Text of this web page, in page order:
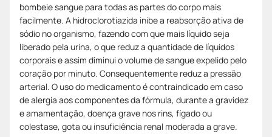
bombeie sangue para todas as partes do corpo mais
facilmente. A hidroclorotiazida inibe a reabsorção ativa de
sódio no organismo, fazendo com que mais líquido seja
liberado pela urina, o que reduz a quantidade de líquidos
corporais e assim diminui o volume de sangue expelido pelo
coração por minuto. Consequentemente reduz a pressão
arterial. O uso do medicamento é contraindicado em caso
de alergia aos componentes da fórmula, durante a gravidez
e amamentação, doença grave nos rins, fígado ou
colestase, gota ou insuficiência renal moderada a grave.